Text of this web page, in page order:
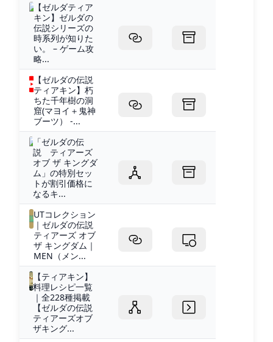
【ゼルダティア
キン】ゼルダの
伝説シリーズの
時系列が知りた
い。 – ゲーム攻
略...
【ゼルダの伝説
ティアキン】朽
ちた千年樹の洞
窟(マヨイ＋鬼神
ブーツ） -...
「ゼルダの伝
説 ティアーズ
オブ ザ キングダ
ム」の特別セッ
トが割引価格に
なるキ...
UTコレクション
｜ゼルダの伝説
ティアーズ オブ
ザ キングダム｜
MEN（メン...
【ティアキン】
料理レシピ一覧
｜全228種掲載
【ゼルダの伝説
ティアーズオブ
ザキング...